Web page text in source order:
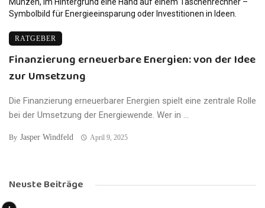
RATGEBER
Finanzierung erneuerbare Energien: von der Idee
zur Umsetzung
Die Finanzierung erneuerbarer Energien spielt eine zentrale Rolle
bei der Umsetzung der Energiewende. Wer in ...
By Jasper Windfeld April 9, 2025
Neuste Beiträge